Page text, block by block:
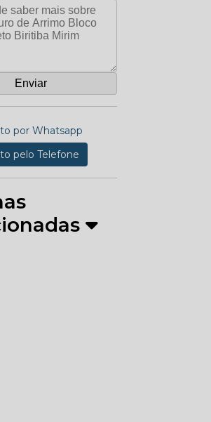
por Whatsapp
pelo Telefone